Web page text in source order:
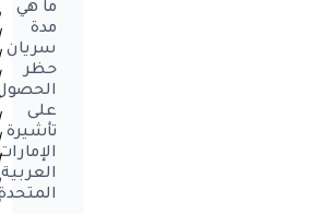
ما هي
مدة
سريان
حظر
على
تأشيرة
العربية